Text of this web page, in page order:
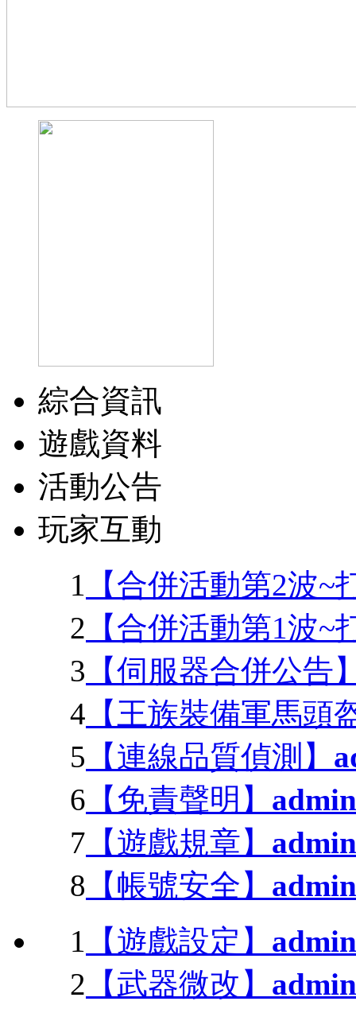
綜合資訊
遊戲資料
活動公告
玩家互動
1 【合併活動第2波~
2 【合併活動第1波~
3 【伺服器合併公告
4 【王族裝備軍馬頭
5 【連線品質偵測】
6 【免責聲明】 admin
7 【遊戲規章】 admin
8 【帳號安全】 admin
1 【遊戲設定】 admin
2 【武器微改】 admin